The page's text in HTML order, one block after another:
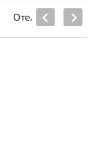
Отель Номера